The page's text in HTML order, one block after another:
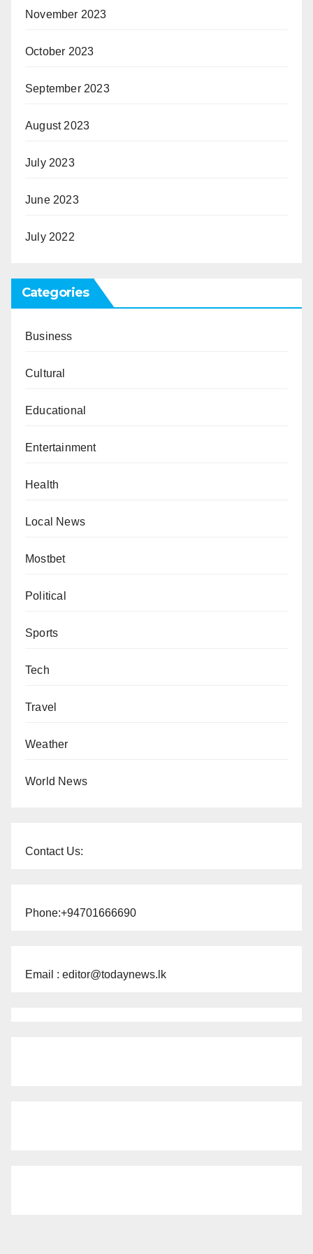
November 2023
October 2023
September 2023
August 2023
July 2023
June 2023
July 2022
Categories
Business
Cultural
Educational
Entertainment
Health
Local News
Mostbet
Political
Sports
Tech
Travel
Weather
World News
Contact Us:
Phone:+94701666690
Email : editor@todaynews.lk